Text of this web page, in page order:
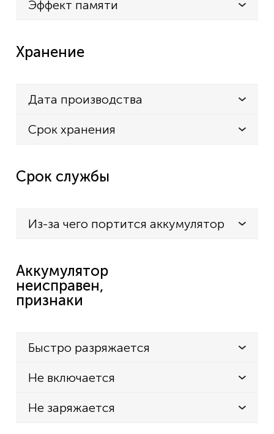
Эффект памяти
Хранение
Дата производства
Срок хранения
Срок службы
Из-за чего портится аккумулятор
Аккумулятор
неисправен,
признаки
Быстро разряжается
Не включается
Не заряжается